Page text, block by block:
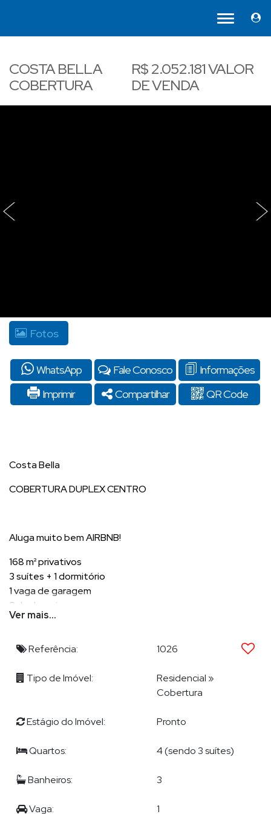
COSTA BELLA
COBERTURA
R$2.052.181VALOR
DE VENDA
‹ ›
Fotos
WhatsApp Fale Conosco
Informações
Imprimir
Compartilhar QR Code
Costa Bella
COBERTURA DUPLEX CENTRO
Aluga muito bem AIRBNB!
168 m² privativos
3 suítes + 1 dormitório
1 vaga de garagem
Sala de estar
Sala de jantar
2 amplas sacadas
Cozinha
Dependência de empregada
alto padrão, lhe proporcionará completa assessoria na
Ver mais...
Referência: 1026
Tipo de Imóvel: Residencial »
Cobertura
Estágio do Imóvel: Pronto
Quartos: 4 (sendo 3 suítes)
Banheiros: 3
Vaga: 1